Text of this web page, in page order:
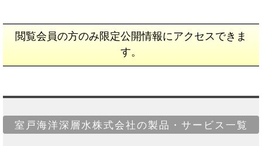
閲覧会員の方のみ限定公開情報にアクセスできま
す。
室戸海洋深層水株式会社の製品・サービス一覧